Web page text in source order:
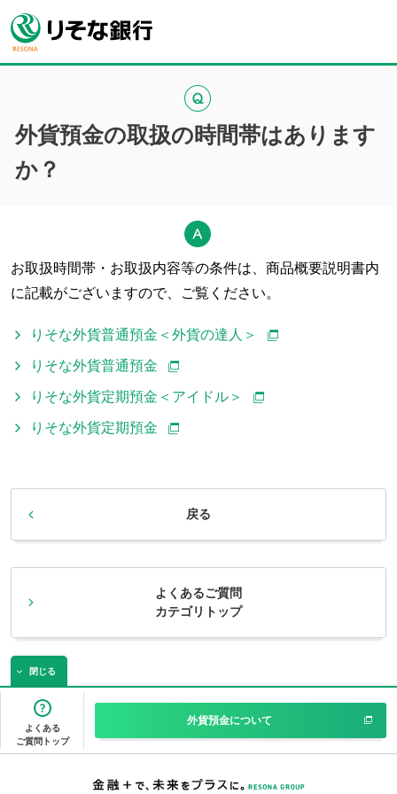
外貨預金の取扱の時間帯はあります
か？
お取扱時間帯・お取扱内容等の条件は、商品概要説明書内
に記載がございますので、ご覧ください。
りそな外貨普通預金＜外貨の達人＞
りそな外貨普通預金
りそな外貨定期預金＜アイドル＞
りそな外貨定期預金
戻る
よくあるご質問
カテゴリトップ
閉じる
よくある
ご質問トップ
外貨預金について